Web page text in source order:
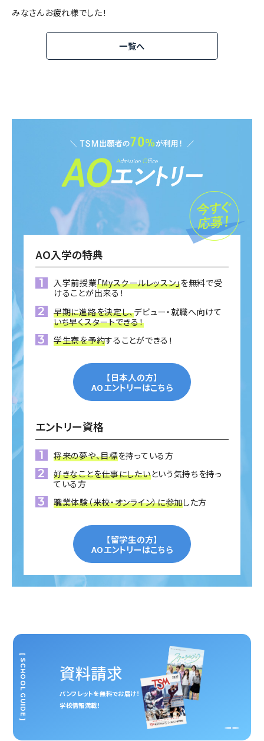
みなさんお疲れ様でした！
一覧へ
AO入学の特典
入学前授業「Myスクールレッスン」を無料で受
けることが出来る！
早期に進路を決定し、デビュー・就職へ向けて
いち早くスタートできる！
学生寮を予約することができる！
【日本人の方】
AOエントリーはこちら
エントリー資格
将来の夢や、目標を持っている方
好きなことを仕事にしたいという気持ちを持っ
ている方
職業体験（来校・オンライン）に参加した方
【留学生の方】
AOエントリーはこちら
資料請求
パンフレットを無料でお届け！
学校情報満載！
[ SCHOOL GUIDE ]